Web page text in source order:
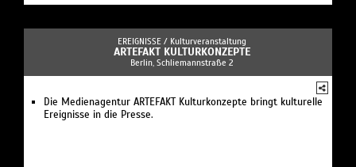
EREIGNISSE / Kulturveranstaltung
ARTEFAKT KULTURKONZEPTE
Berlin, Schliemannstraße 2
Die Medienagentur ARTEFAKT Kulturkonzepte bringt kulturelle
Ereignisse in die Presse.